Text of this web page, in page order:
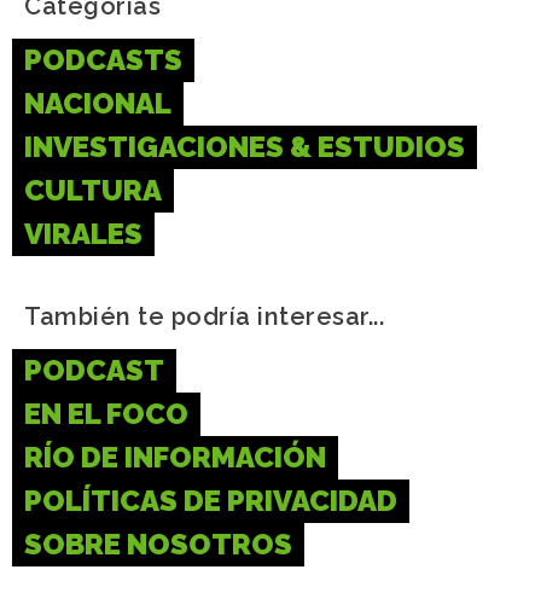
PODCASTS
NACIONAL
INVESTIGACIONES & ESTUDIOS
CULTURA
VIRALES
También te podría interesar...
PODCAST
EN EL FOCO
RÍO DE INFORMACIÓN
POLÍTICAS DE PRIVACIDAD
SOBRE NOSOTROS